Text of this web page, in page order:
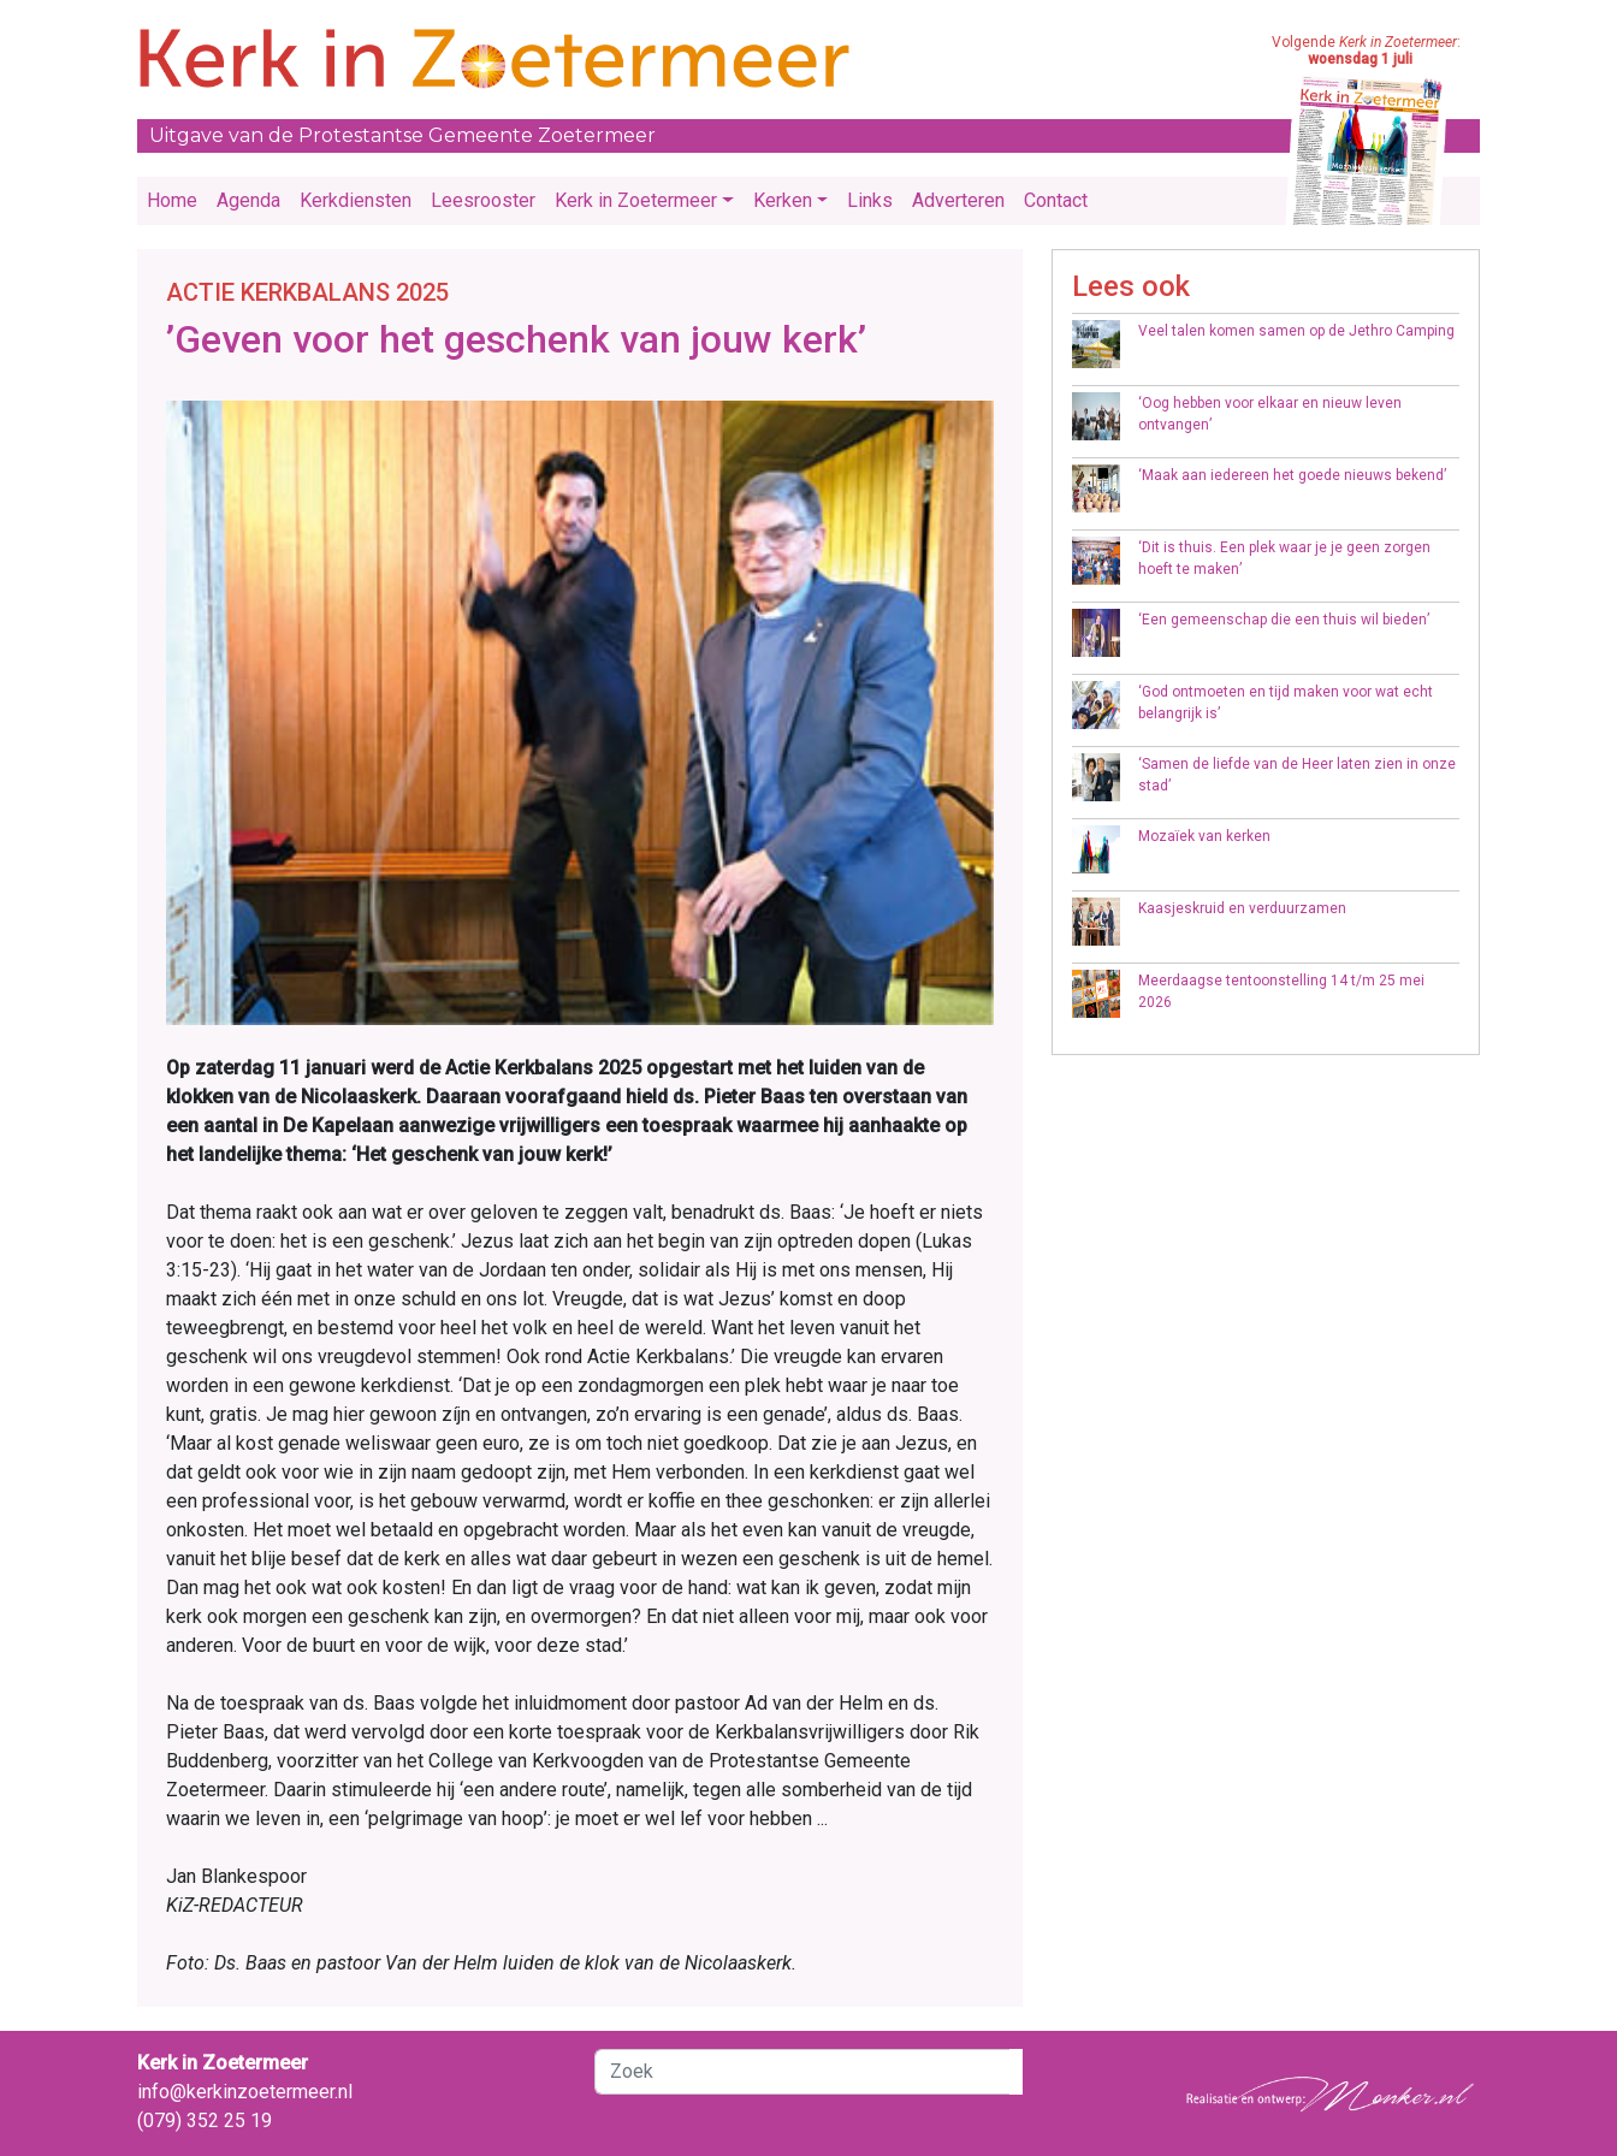
Uitgave van de Protestantse Gemeente Zoetermeer
Home Agenda Kerkdiensten Leesrooster Kerk in Zoetermeer Kerken Links Adverteren Contact
Volgende Kerk in Zoetermeer:
woensdag 1 juli
ACTIE KERKBALANS 2025
’Geven voor het geschenk van jouw kerk’
Op zaterdag 11 januari werd de Actie Kerkbalans 2025 opgestart met het luiden van de
klokken van de Nicolaaskerk. Daaraan voorafgaand hield ds. Pieter Baas ten overstaan van
een aantal in De Kapelaan aanwezige vrijwilligers een toespraak waarmee hij aanhaakte op
het landelijke thema: ‘Het geschenk van jouw kerk!’
Dat thema raakt ook aan wat er over geloven te zeggen valt, benadrukt ds. Baas: ‘Je hoeft er niets
voor te doen: het is een geschenk.’ Jezus laat zich aan het begin van zijn optreden dopen (Lukas
3:15-23). ‘Hij gaat in het water van de Jordaan ten onder, solidair als Hij is met ons mensen, Hij
maakt zich één met in onze schuld en ons lot. Vreugde, dat is wat Jezus’ komst en doop
teweegbrengt, en bestemd voor heel het volk en heel de wereld. Want het leven vanuit het
geschenk wil ons vreugdevol stemmen! Ook rond Actie Kerkbalans.’ Die vreugde kan ervaren
worden in een gewone kerkdienst. ‘Dat je op een zondagmorgen een plek hebt waar je naar toe
kunt, gratis. Je mag hier gewoon zíjn en ontvangen, zo’n ervaring is een genade’, aldus ds. Baas.
‘Maar al kost genade weliswaar geen euro, ze is om toch niet goedkoop. Dat zie je aan Jezus, en
dat geldt ook voor wie in zijn naam gedoopt zijn, met Hem verbonden. In een kerkdienst gaat wel
een professional voor, is het gebouw verwarmd, wordt er koffie en thee geschonken: er zijn allerlei
onkosten. Het moet wel betaald en opgebracht worden. Maar als het even kan vanuit de vreugde,
vanuit het blije besef dat de kerk en alles wat daar gebeurt in wezen een geschenk is uit de hemel.
Dan mag het ook wat ook kosten! En dan ligt de vraag voor de hand: wat kan ik geven, zodat mijn
kerk ook morgen een geschenk kan zijn, en overmorgen? En dat niet alleen voor mij, maar ook voor
anderen. Voor de buurt en voor de wijk, voor deze stad.’
Na de toespraak van ds. Baas volgde het inluidmoment door pastoor Ad van der Helm en ds.
Pieter Baas, dat werd vervolgd door een korte toespraak voor de Kerkbalansvrijwilligers door Rik
Buddenberg, voorzitter van het College van Kerkvoogden van de Protestantse Gemeente
Zoetermeer. Daarin stimuleerde hij ‘een andere route’, namelijk, tegen alle somberheid van de tijd
waarin we leven in, een ‘pelgrimage van hoop’: je moet er wel lef voor hebben ...
Jan Blankespoor
KiZ-REDACTEUR
Foto: Ds. Baas en pastoor Van der Helm luiden de klok van de Nicolaaskerk.
Lees ook
Veel talen komen samen op de Jethro Camping
‘Oog hebben voor elkaar en nieuw leven
ontvangen’
‘Maak aan iedereen het goede nieuws bekend’
‘Dit is thuis. Een plek waar je je geen zorgen
hoeft te maken’
‘Een gemeenschap die een thuis wil bieden’
‘God ontmoeten en tijd maken voor wat echt
belangrijk is’
‘Samen de liefde van de Heer laten zien in onze
stad’
Mozaïek van kerken
Kaasjeskruid en verduurzamen
Meerdaagse tentoonstelling 14 t/m 25 mei
2026
Kerk in Zoetermeer
info@kerkinzoetermeer.nl
(079) 352 25 19